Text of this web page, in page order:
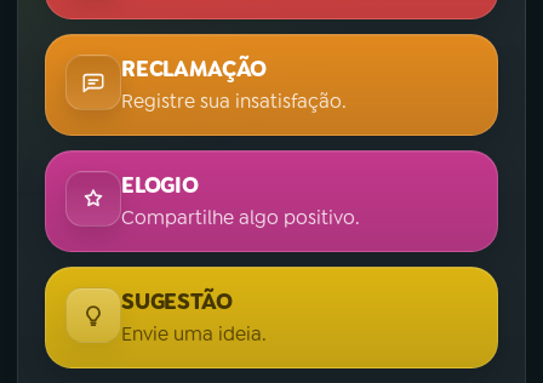
RECLAMAÇÃO
Registre sua insatisfação.
ELOGIO
Compartilhe algo positivo.
SUGESTÃO
Envie uma ideia.